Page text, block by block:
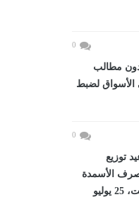
0
مطالب
الأسواق لضبط
0
توزيع
صرف الأسمدة
خلال الأسبوع الجارياليوم السبت، 25 يوليو